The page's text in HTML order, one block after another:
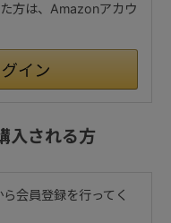
方は、Amazonアカウ
入される方
会員登録を行ってく